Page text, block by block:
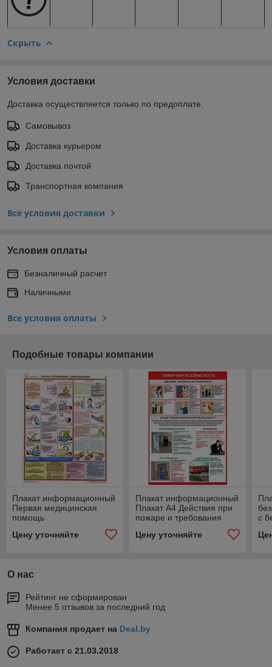
Скрыть
Условия доставки
Доставка осуществляется только по предоплате.
Самовывоз
Доставка курьером
Доставка почтой
Транспортная компания
Все условия доставки
Условия оплаты
Безналичный расчет
Наличными
Все условия оплаты
Подобные товары компании
Плакат информационный
Первая медицинская
помощь
Цену уточняйте
Плакат информационный
Плакат А4 Действия при
пожаре и требования
Цену уточняйте
с
О нас
Рейтинг не сформирован
Менее 5 отзывов за последний год
Компания продает на Deal.by
Работает с 21.03.2018